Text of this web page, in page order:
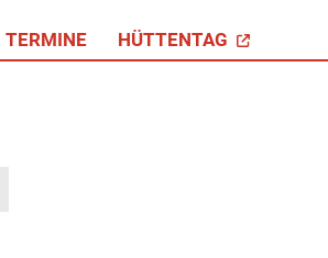
TERMINE HÜTTENTAG